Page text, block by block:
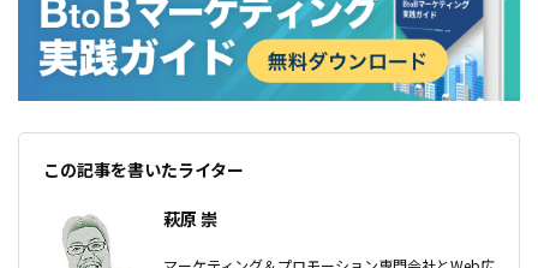
この記事を書いたライター
萩原 崇